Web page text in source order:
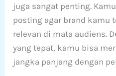
juga sangat penting.
posting agar brand kamu
relevan di mata audiens.
yang tepat, kamu bisa
jangka panjang dengan